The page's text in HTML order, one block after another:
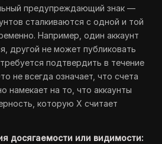
предупреждающий знак —
сталкиваются с одной и той
Например, один аккаунт
другой не может публиковать
подтвердить в течение
не всегда означает, что счета
намекает на то, что аккаунты
которую X считает
досягаемости или видимости: